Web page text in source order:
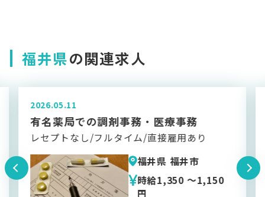
福井県の関連求人
2026.04.22
老人ホームでの介護全般
週休二日制/駐車場完備/経験者歓迎
福井県 福井市
時給1,206 円